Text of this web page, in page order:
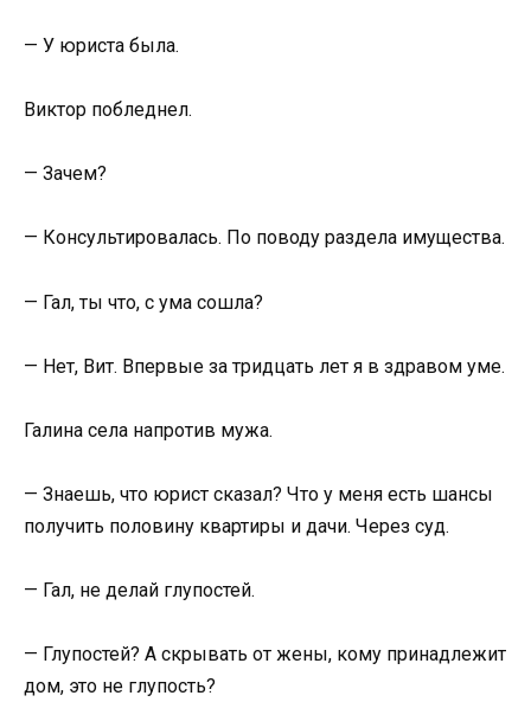
— У юриста была.
Виктор побледнел.
— Зачем?
— Консультировалась. По поводу раздела имущества.
— Гал, ты что, с ума сошла?
— Нет, Вит. Впервые за тридцать лет я в здравом уме.
Галина села напротив мужа.
— Знаешь, что юрист сказал? Что у меня есть шансы
получить половину квартиры и дачи. Через суд.
— Гал, не делай глупостей.
— Глупостей? А скрывать от жены, кому принадлежит
дом, это не глупость?